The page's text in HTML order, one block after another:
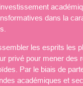
dans la
les esprits les
privé pour mener des
Par le biais de
académiques et